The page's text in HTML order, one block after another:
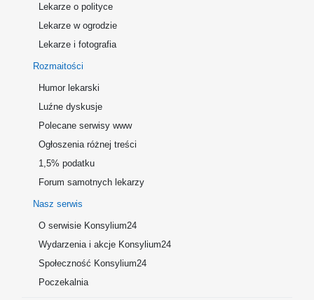
Lekarze o polityce
Lekarze w ogrodzie
Lekarze i fotografia
Rozmaitości
Humor lekarski
Luźne dyskusje
Polecane serwisy www
Ogłoszenia różnej treści
1,5% podatku
Forum samotnych lekarzy
Nasz serwis
O serwisie Konsylium24
Wydarzenia i akcje Konsylium24
Społeczność Konsylium24
Poczekalnia